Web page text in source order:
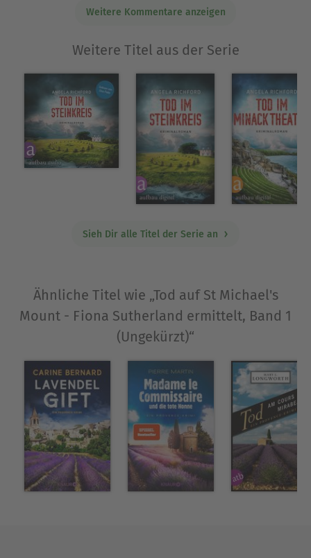
Weitere Kommentare anzeigen
Weitere Titel aus der Serie
Sieh Dir alle Titel der Serie an
Ähnliche Titel wie „Tod auf St Michael's
Mount - Fiona Sutherland ermittelt, Band 1
(Ungekürzt)“